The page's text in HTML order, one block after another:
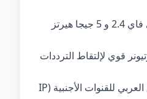
هيرتز
قوي لإلتقاط الترددات
✅ خاصية إضافة التعليق العربي للقنوات الأجنبية (IP